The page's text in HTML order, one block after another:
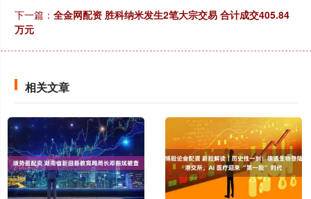
下一篇： 全金网配资 胜科纳米发生2笔大宗交易 合计成交405.84
万元
相关文章